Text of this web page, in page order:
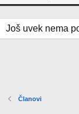
Još uvek nema
Članovi